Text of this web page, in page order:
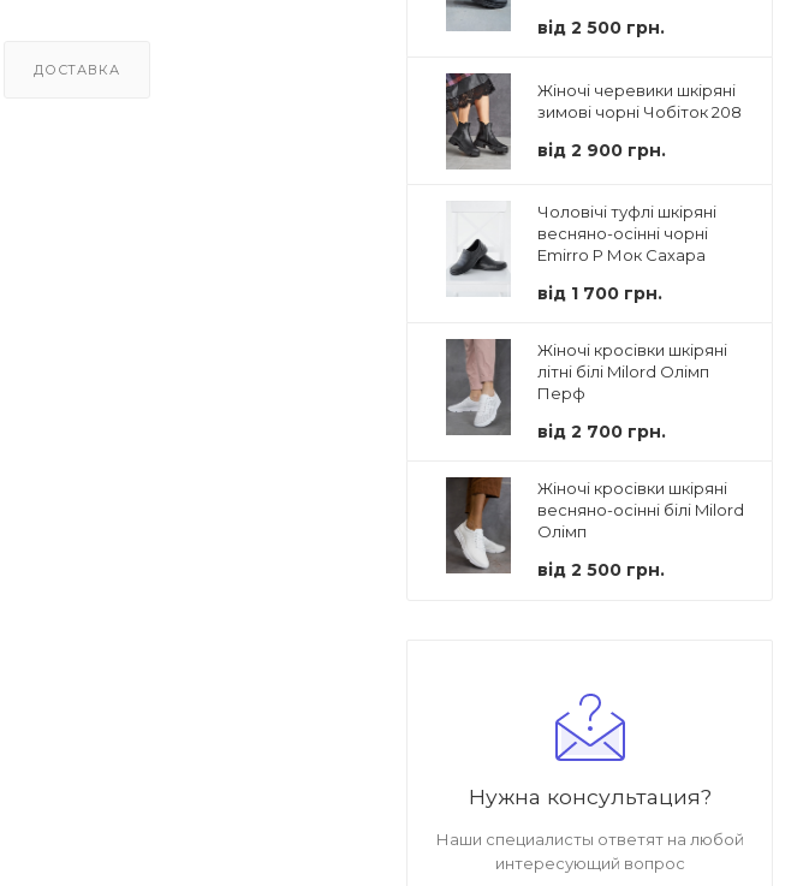
ДОСТАВКА
від 2 500 грн.
Жіночі черевики шкіряні
зимові чорні Чобіток 208
від 2 900 грн.
Чоловічі туфлі шкіряні
весняно-осінні чорні
Emirro Р Мок Сахара
від 1 700 грн.
Жіночі кросівки шкіряні
літні білі Milord Олімп
Перф
від 2 700 грн.
Жіночі кросівки шкіряні
весняно-осінні білі Milord
Олімп
від 2 500 грн.
Нужна консультация?
Наши специалисты ответят на любой
интересующий вопрос